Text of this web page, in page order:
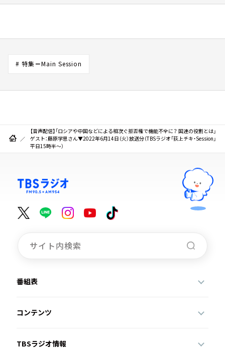
# 特集＝Main Session
【音声配信】「ロシアや中国などによる相次ぐ拒否権で機能不全に？ 国連の役割とは」
ゲスト：藤原学思さん▼2022年6月14日（火）放送分（TBSラジオ「荻上チキ・Session」
平日15時半～）
番組表
コンテンツ
TBSラジオ情報